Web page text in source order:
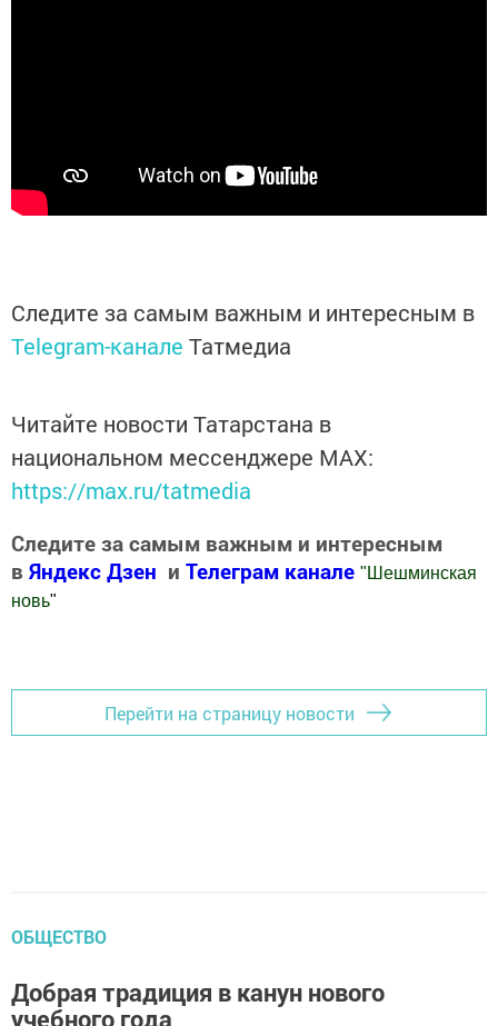
Следите за самым важным и интересным в
Telegram-канале Татмедиа
Читайте новости Татарстана в
национальном мессенджере MАХ:
https://max.ru/tatmedia
Следите за самым важным и интересным
в Яндекс Дзен и Телеграм канале " Шешминская
новь"
Перейти на страницу новости
ОБЩЕСТВО
Добрая традиция в канун нового
учебного года